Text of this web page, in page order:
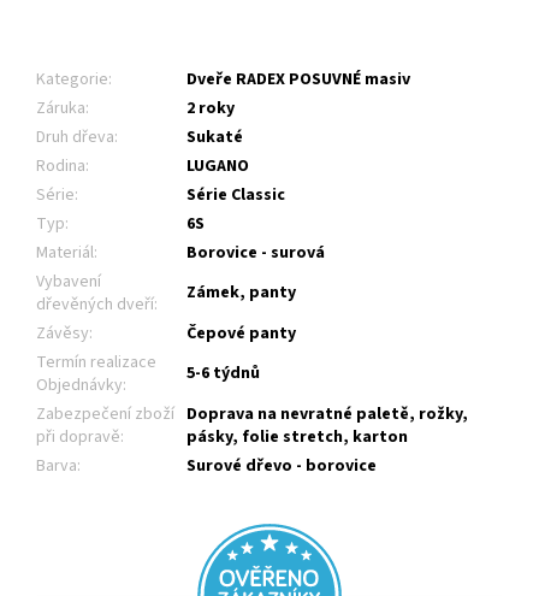
Kategorie:
Dveře RADEX POSUVNÉ masiv
Záruka:
2 roky
Druh dřeva:
Sukaté
Rodina:
LUGANO
Série:
Série Classic
Typ:
6S
Materiál:
Borovice - surová
Vybavení
dřevěných dveří:
Zámek, panty
Závěsy:
Čepové panty
Termín realizace
Objednávky:
5-6 týdnů
Zabezpečení zboží
při dopravě:
Doprava na nevratné paletě, rožky,
pásky, folie stretch, karton
Barva: Surové dřevo - borovice